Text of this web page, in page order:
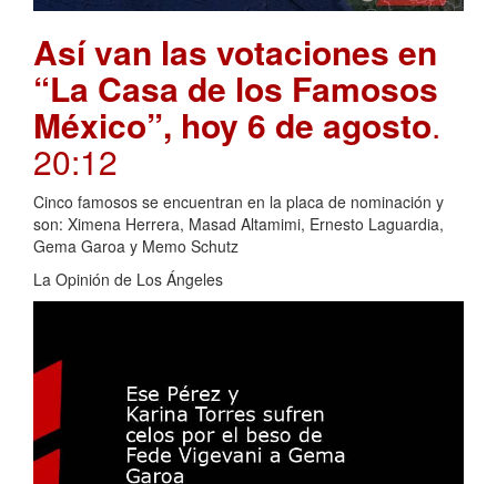
Así van las votaciones en
“La Casa de los Famosos
México”, hoy 6 de agosto.
20:12
Cinco famosos se encuentran en la placa de nominación y
son: Ximena Herrera, Masad Altamimi, Ernesto Laguardia,
Gema Garoa y Memo Schutz
La Opinión de Los Ángeles